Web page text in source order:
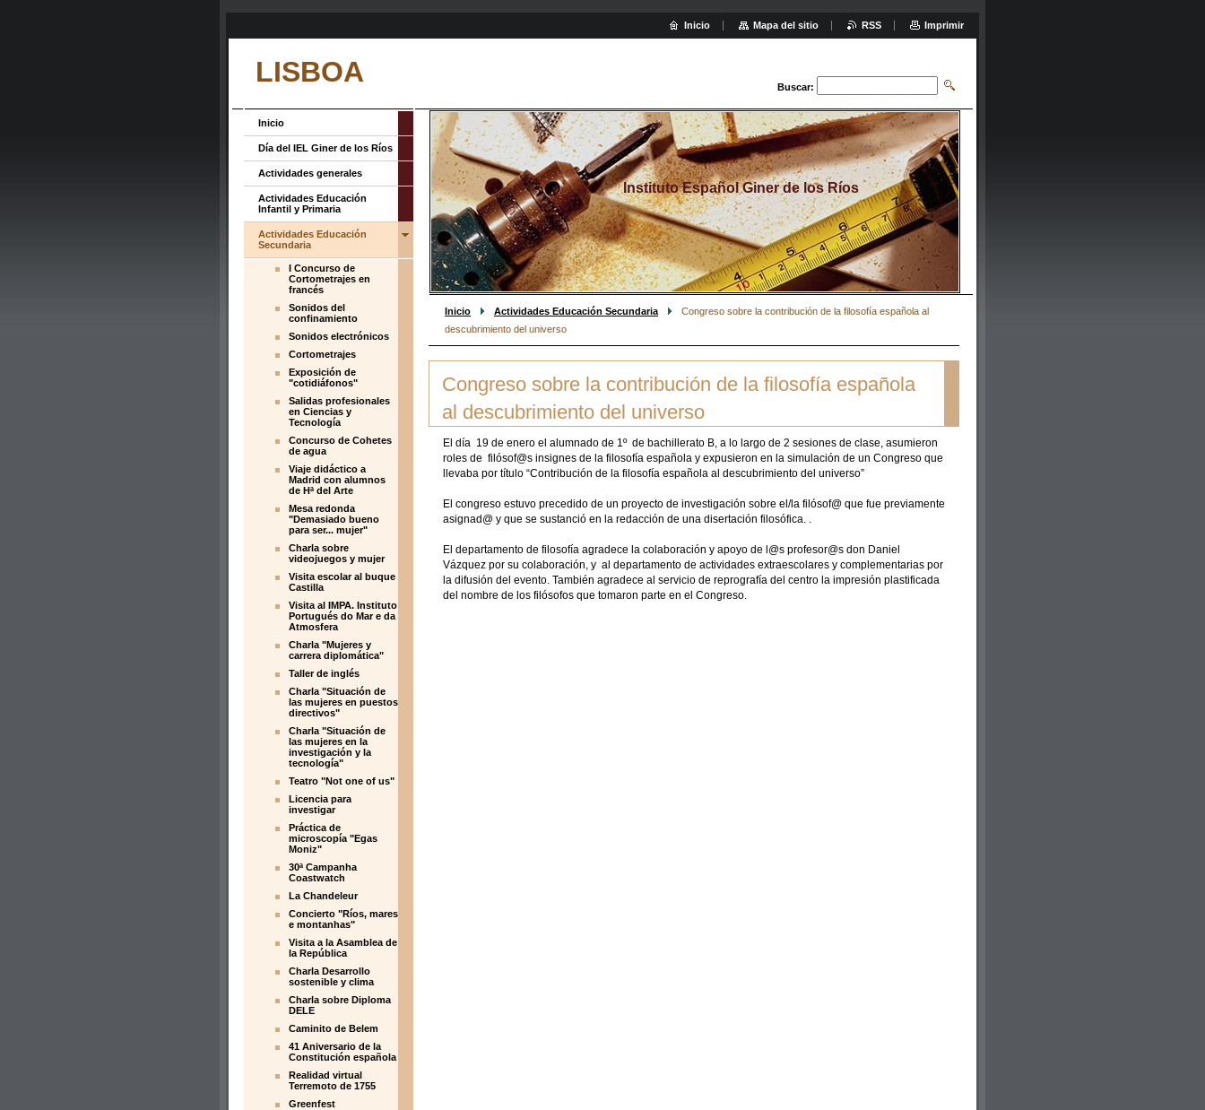
LISBOA Buscar:
Instituto Español Giner de los Ríos
Inicio Actividades Educación Secundaria
Congreso sobre la contribución de la filosofía española al
descubrimiento del universo
Congreso sobre la contribución de la filosofía española
al descubrimiento del universo
El día 19 de enero el alumnado de 1º de bachillerato B, a lo largo de 2 sesiones de clase, asumieron
roles de filósof@s insignes de la filosofía española y expusieron en la simulación de un Congreso que
llevaba por título “Contribución de la filosofía española al descubrimiento del universo”
El congreso estuvo precedido de un proyecto de investigación sobre el/la filósof@ que fue previamente
asignad@ y que se sustanció en la redacción de una disertación filosófica. .
El departamento de filosofía agradece la colaboración y apoyo de l@s profesor@s don Daniel
Vázquez por su colaboración, y al departamento de actividades extraescolares y complementarias por
la difusión del evento. También agradece al servicio de reprografía del centro la impresión plastificada
del nombre de los filósofos que tomaron parte en el Congreso.
Inicio
Día del IEL Giner de los Ríos
Actividades generales
Actividades Educación
Infantil y Primaria
Actividades Educación
Secundaria
I Concurso de
Cortometrajes en
francés
Sonidos del
confinamiento
Sonidos electrónicos
Cortometrajes
Exposición de
"cotidiáfonos"
Salidas profesionales
en Ciencias y
Tecnología
Concurso de Cohetes
de agua
Viaje didáctico a
Madrid con alumnos
de Hª del Arte
Mesa redonda
"Demasiado bueno
para ser... mujer"
Charla sobre
videojuegos y mujer
Visita escolar al buque
Castilla
Visita al IMPA. Instituto
Portugués do Mar e da
Atmosfera
Charla "Mujeres y
carrera diplomática"
Taller de inglés
Charla "Situación de
las mujeres en puestos
directivos"
Charla "Situación de
las mujeres en la
investigación y la
tecnología"
Teatro "Not one of us"
Licencia para
investigar
Práctica de
microscopía "Egas
Moniz"
30ª Campanha
Coastwatch
La Chandeleur
Concierto "Ríos, mares
e montanhas"
Visita a la Asamblea de
la República
Charla Desarrollo
sostenible y clima
Charla sobre Diploma
DELE
Caminito de Belem
41 Aniversario de la
Constitución española
Realidad virtual
Terremoto de 1755
Greenfest
Inicio Mapa del sitio RSS Imprimir